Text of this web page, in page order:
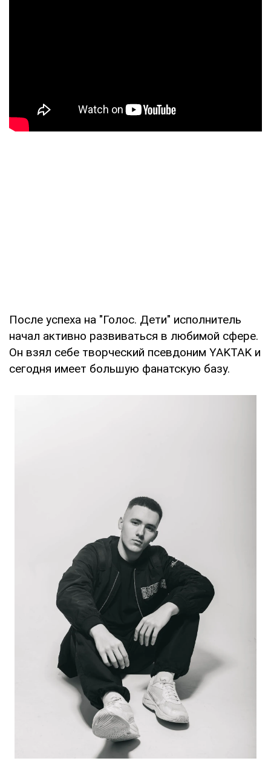
После успеха на "Голос. Дети" исполнитель
начал активно развиваться в любимой сфере.
Он взял себе творческий псевдоним YAKTAK и
сегодня имеет большую фанатскую базу.